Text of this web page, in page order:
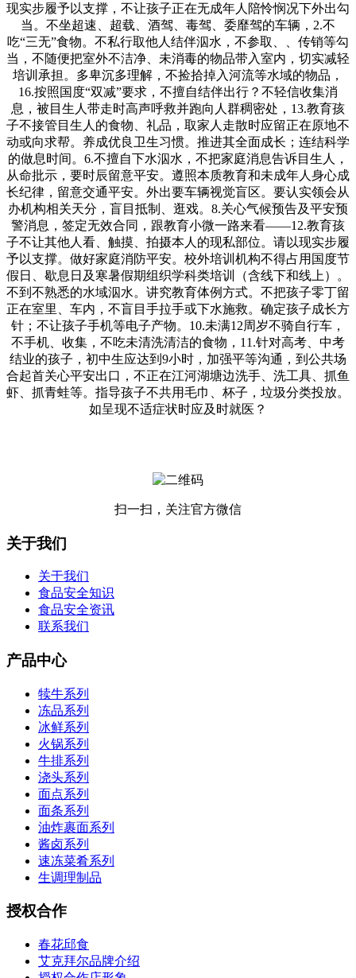
现实步履予以支撑，不让孩子正在无成年人陪怜悯况下外出勾
当。不坐超速、超载、酒驾、毒驾、委靡驾的车辆，2.不
吃“三无”食物。不私行取他人结伴泅水，不参取、、传销等勾
当，不随便把室外不洁净、未消毒的物品带入室内，切实减轻
培训承担。多卑沉多理解，不捡拾掉入河流等水域的物品，
16.按照国度“双减”要求，不擅自结伴出行？不轻信收集消
息，被目生人带走时高声呼救并跑向人群稠密处，13.教育孩
子不接管目生人的食物、礼品，取家人走散时应留正在原地不
动或向求帮。养成优良卫生习惯。推进其全面成长；连结科学
的做息时间。6.不擅自下水泅水，不把家庭消息告诉目生人，
从命批示，要时辰留意平安。遵照本质教育和未成年人身心成
长纪律，留意交通平安。外出要车辆视觉盲区。要认实领会从
办机构相关天分，盲目抵制、逛戏。8.关心气候预告及平安预
警消息，签定无效合同，跟教育小微一路来看——12.教育孩
子不让其他人看、触摸、拍摄本人的现私部位。请以现实步履
予以支撑。做好家庭消防平安。校外培训机构不得占用国度节
假日、歇息日及寒暑假期组织学科类培训（含线下和线上）。
不到不熟悉的水域泅水。讲究教育体例方式。不把孩子零丁留
正在室里、车内，不盲目手拉手或下水施救。确定孩子成长方
针；不让孩子手机等电子产物。10.未满12周岁不骑自行车，
不手机、收集，不吃未清洗清洁的食物，11.针对高考、中考
结业的孩子，初中生应达到9小时，加强平等沟通，到公共场
合起首关心平安出口，不正在江河湖塘边洗手、洗工具、抓鱼
虾、抓青蛙等。指导孩子不共用毛巾、杯子，垃圾分类投放。
如呈现不适症状时应及时就医？
扫一扫，关注官方微信
关于我们
关于我们
食品安全知识
食品安全资讯
联系我们
产品中心
犊牛系列
冻品系列
冰鲜系列
火锅系列
牛排系列
浇头系列
面点系列
面条系列
油炸裹面系列
酱卤系列
速冻菜肴系列
生调理制品
授权合作
春花邱食
艾克拜尔品牌介绍